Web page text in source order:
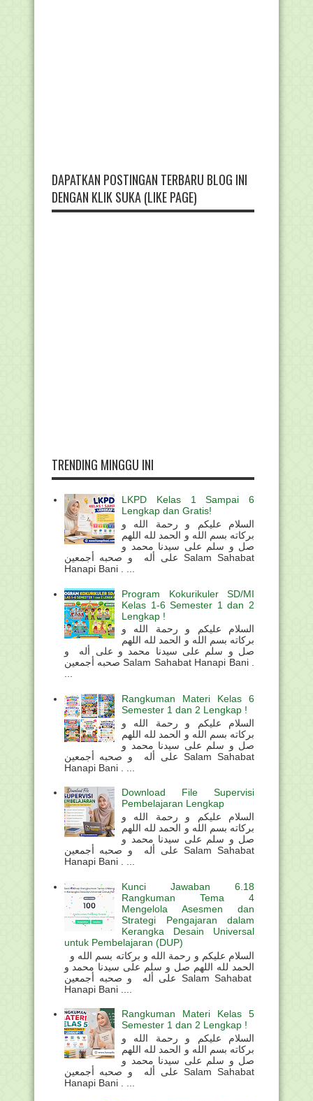
DAPATKAN POSTINGAN TERBARU BLOG INI
DENGAN KLIK SUKA (LIKE PAGE)
TRENDING MINGGU INI
LKPD Kelas 1 Sampai 6
Lengkap dan Gratis!
السلام عليكم و رحمة الله و
بركاته بسم الله و الحمد لله اللهم
صل و سلم على سيدنا محمد و
على أله و صحبه أجمعين Salam Sahabat
Hanapi Bani . ...
Program Kokurikuler SD/MI
Kelas 1-6 Semester 1 dan 2
Lengkap !
السلام عليكم و رحمة الله و
بركاته بسم الله و الحمد لله اللهم
صل و سلم على سيدنا محمد و على أله و
صحبه أجمعين Salam Sahabat Hanapi Bani .
...
Rangkuman Materi Kelas 6
Semester 1 dan 2 Lengkap !
السلام عليكم و رحمة الله و
بركاته بسم الله و الحمد لله اللهم
صل و سلم على سيدنا محمد و
على أله و صحبه أجمعين Salam Sahabat
Hanapi Bani . ...
Download File Supervisi
Pembelajaran Lengkap
السلام عليكم و رحمة الله و
بركاته بسم الله و الحمد لله اللهم
صل و سلم على سيدنا محمد و
على أله و صحبه أجمعين Salam Sahabat
Hanapi Bani . ...
Kunci Jawaban 6.18
Rangkuman Tema 4
Mengelola Asesmen dan
Strategi Pengajaran dalam
Kerangka Desain Universal
untuk Pembelajaran (DUP)
الحمد لله اللهم صل و سلم على سيدنا محمد و
على أله و صحبه أجمعين Salam Sahabat
Hanapi Bani ....
Rangkuman Materi Kelas 5
Semester 1 dan 2 Lengkap !
السلام عليكم و رحمة الله و
بركاته بسم الله و الحمد لله اللهم
صل و سلم على سيدنا محمد و
على أله و صحبه أجمعين Salam Sahabat
Hanapi Bani . ...